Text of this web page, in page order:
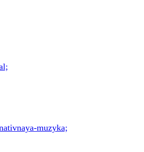
muzyka;